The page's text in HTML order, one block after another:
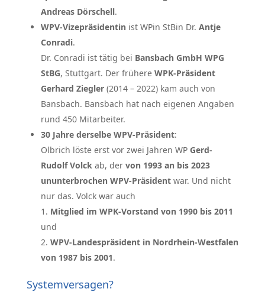
Andreas Dörschell.
WPV-Vizepräsidentin ist WPin StBin Dr. Antje
Conradi.
Dr. Conradi ist tätig bei Bansbach GmbH WPG
StBG, Stuttgart. Der frühere WPK-Präsident
Gerhard Ziegler(2014 – 2022) kam auch von
Bansbach. Bansbach hat nach eigenen Angaben
rund 450 Mitarbeiter.
30 Jahre derselbe WPV-Präsident:
Olbrich löste erst vor zwei Jahren WP Gerd-
Rudolf Volckab, der von 1993 an bis 2023
ununterbrochen WPV-Präsidentwar. Und nicht
nur das. Volck war auch
1. Mitglied im WPK-Vorstand von 1990 bis 2011
und
2. WPV-Landespräsident in Nordrhein-Westfalen
von 1987 bis 2001.
Systemversagen?